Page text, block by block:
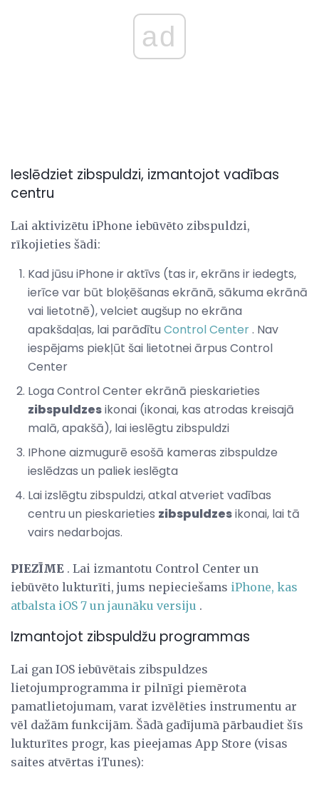
ad
Ieslēdziet zibspuldzi, izmantojot vadības
centru
Lai aktivizētu iPhone iebūvēto zibspuldzi,
rīkojieties šādi:
Kad jūsu iPhone ir aktīvs (tas ir, ekrāns ir iedegts,
ierīce var būt bloķēšanas ekrānā, sākuma ekrānā
vai lietotnē), velciet augšup no ekrāna
apakšdaļas, lai parādītu Control Center. Nav
iespējams piekļūt šai lietotnei ārpus Control
Center
Loga Control Center ekrānā pieskarieties
zibspuldzesikonai (ikonai, kas atrodas kreisajā
malā, apakšā), lai ieslēgtu zibspuldzi
IPhone aizmugurē esošā kameras zibspuldze
ieslēdzas un paliek ieslēgta
Lai izslēgtu zibspuldzi, atkal atveriet vadības
centru un pieskarieties zibspuldzesikonai, lai tā
vairs nedarbojas.
PIEZĪME . Lai izmantotu Control Center un
iebūvēto lukturīti, jums nepieciešams iPhone, kas
atbalsta iOS 7 un jaunāku versiju .
Izmantojot zibspuldžu programmas
Lai gan IOS iebūvētais zibspuldzes
lietojumprogramma ir pilnīgi piemērota
pamatlietojumam, varat izvēlēties instrumentu ar
vēl dažām funkcijām. Šādā gadījumā pārbaudiet šīs
lukturītes progr, kas pieejamas App Store (visas
saites atvērtas iTunes):